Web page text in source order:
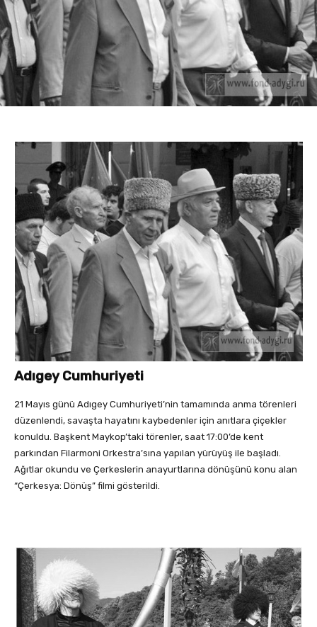
Adıgey Cumhuriyeti
21 Mayıs günü Adıgey Cumhuriyeti’nin tamamında anma törenleri
düzenlendi, savaşta hayatını kaybedenler için anıtlara çiçekler
konuldu. Başkent Maykop’taki törenler, saat 17:00’de kent
parkından Filarmoni Orkestra’sına yapılan yürüyüş ile başladı.
Ağıtlar okundu ve Çerkeslerin anayurtlarına dönüşünü konu alan
“Çerkesya: Dönüş” filmi gösterildi.